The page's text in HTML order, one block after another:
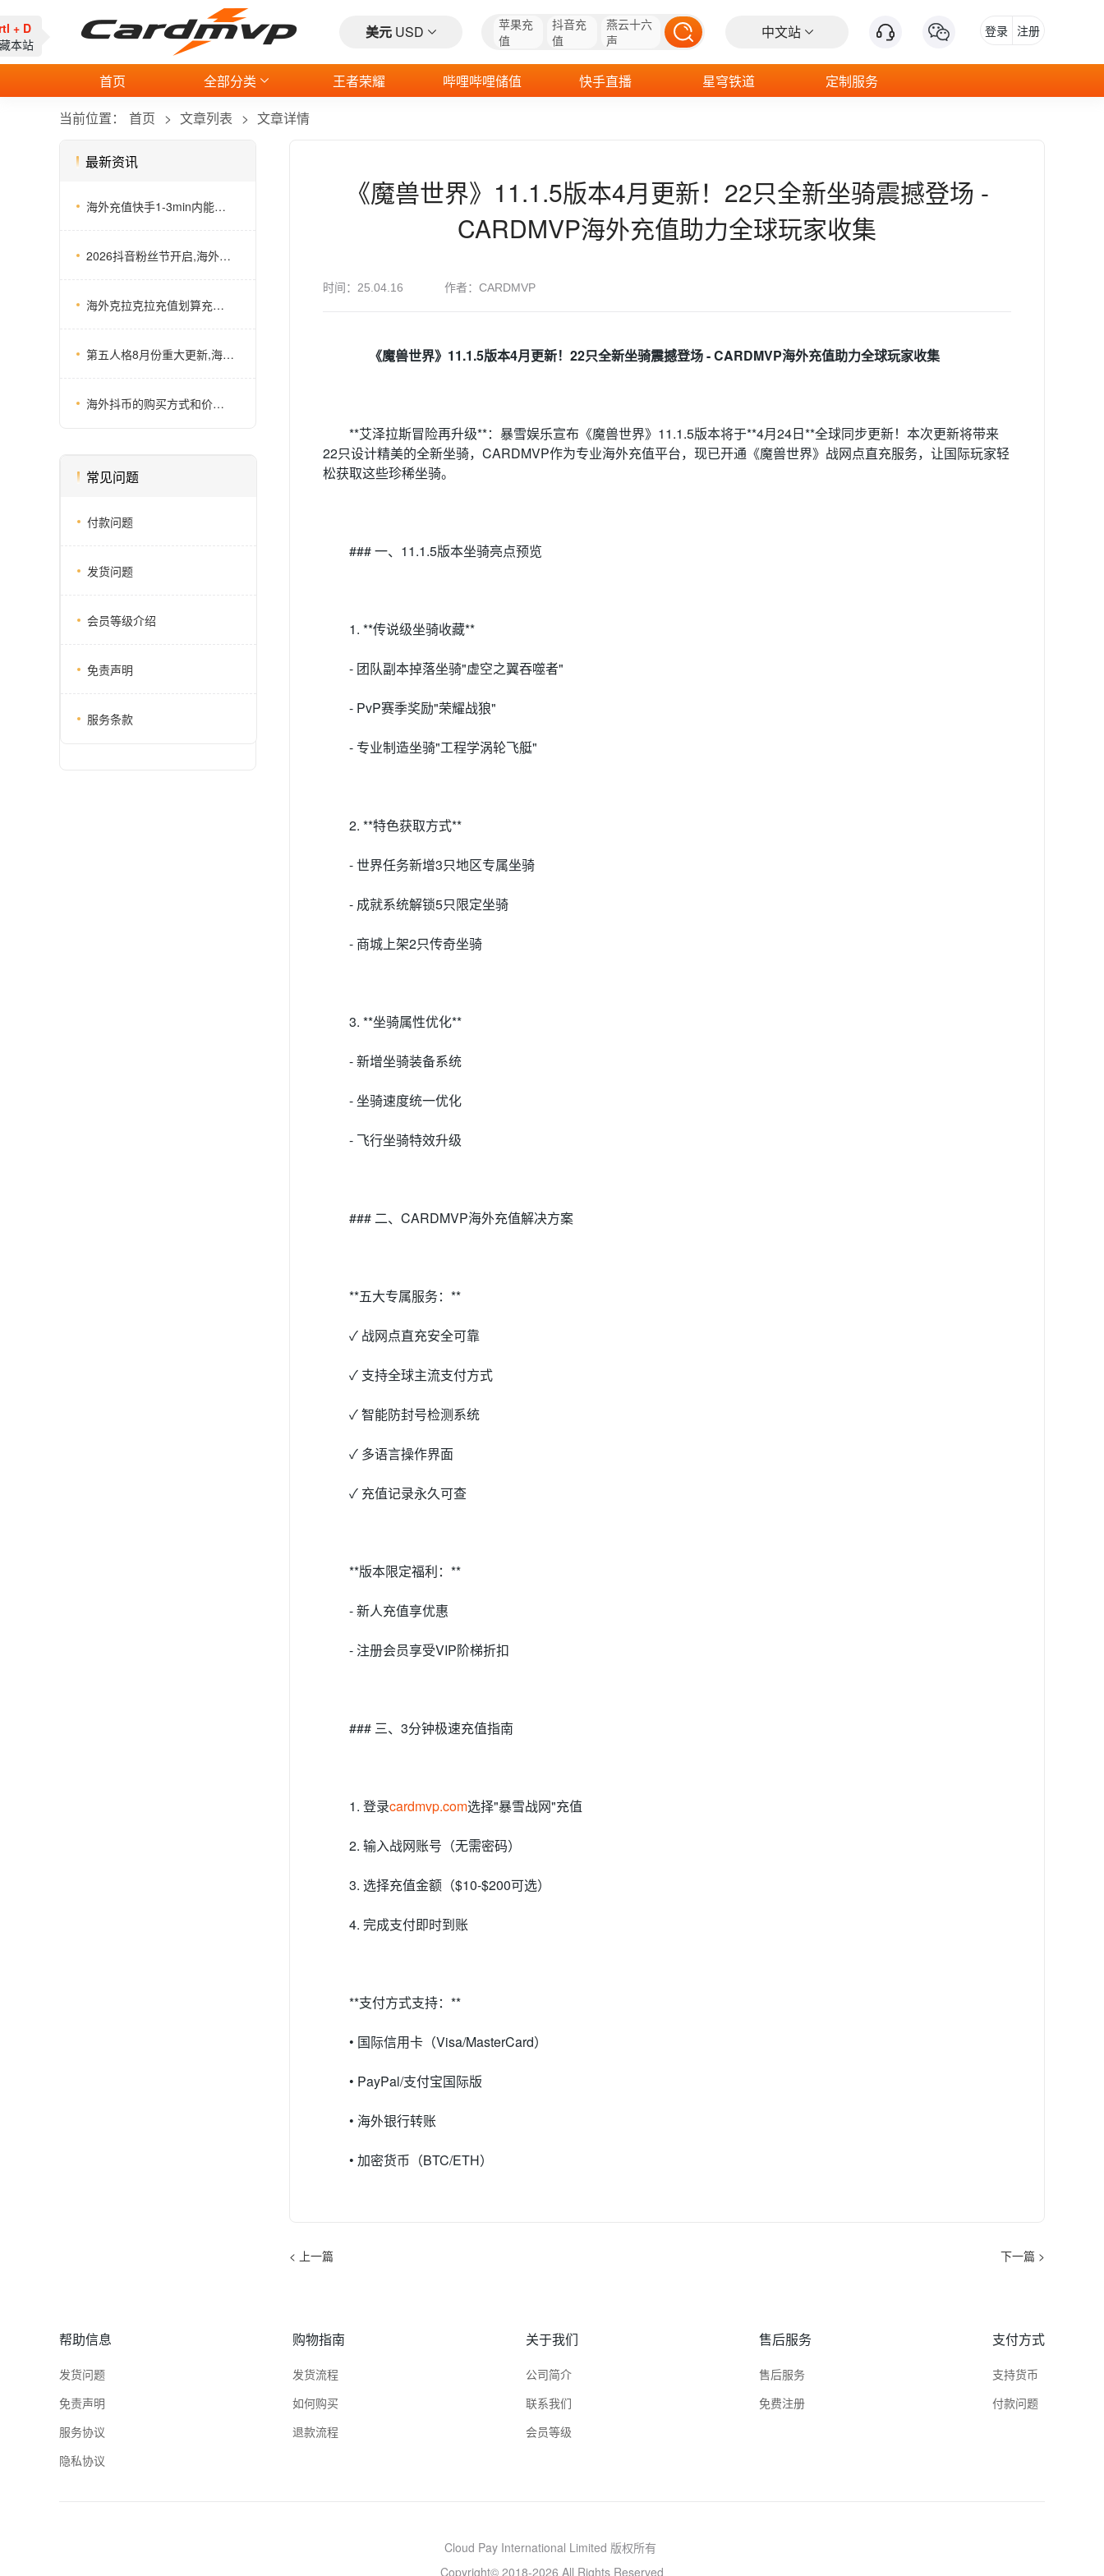
+ D
本站
美元 USD
苹果充
值
抖音充
值
燕云十六
声
中文站 登录 注册
首页 全部分类 王者荣耀 哔哩哔哩储值 快手直播 星穹铁道
定制服务
当前位置：
首页 文章列表 文章详情
最新资讯
海外充值快手1-3min内能到账吗？快手打榜比较急
2026抖音粉丝节开启,海外抖音充值这个宝藏平台你试一下
海外克拉克拉充值划算充值方式，实时汇率长期充值更划算
第五人格8月份重大更新,海外第五人格储值推荐平台
海外抖币的购买方式和价格有没有详细的介绍
常见问题
付款问题
发货问题
会员等级介绍
免责声明
服务条款
《魔兽世界》11.1.5版本4月更新！22只全新坐骑震撼登场 -
CARDMVP海外充值助力全球玩家收集
时间： 25.04.16 作者： CARDMVP
《魔兽世界》11.1.5版本4月更新！22只全新坐骑震撼登场 - CARDMVP海外充值助力全球玩家收集
**艾泽拉斯冒险再升级**：暴雪娱乐宣布《魔兽世界》11.1.5版本将于**4月24日**全球同步更新！本次更新将带来
22只设计精美的全新坐骑，CARDMVP作为专业海外充值平台，现已开通《魔兽世界》战网点直充服务，让国际玩家轻
松获取这些珍稀坐骑。
### 一、11.1.5版本坐骑亮点预览
1. **传说级坐骑收藏**
- 团队副本掉落坐骑"虚空之翼吞噬者"
- PvP赛季奖励"荣耀战狼"
- 专业制造坐骑"工程学涡轮飞艇"
2. **特色获取方式**
- 世界任务新增3只地区专属坐骑
- 成就系统解锁5只限定坐骑
- 商城上架2只传奇坐骑
3. **坐骑属性优化**
- 新增坐骑装备系统
- 坐骑速度统一优化
- 飞行坐骑特效升级
### 二、CARDMVP海外充值解决方案
**五大专属服务：**
✓ 战网点直充安全可靠
✓ 支持全球主流支付方式
✓ 智能防封号检测系统
✓ 多语言操作界面
✓ 充值记录永久可查
**版本限定福利：**
- 新人充值享优惠
- 注册会员享受VIP阶梯折扣
### 三、3分钟极速充值指南
1. 登录cardmvp.com选择"暴雪战网"充值
2. 输入战网账号（无需密码）
3. 选择充值金额（$10-$200可选）
4. 完成支付即时到账
**支付方式支持：**
• 国际信用卡（Visa/MasterCard）
• PayPal/支付宝国际版
• 海外银行转账
• 加密货币（BTC/ETH）
< 上一篇 下一篇 >
帮助信息
发货问题
免责声明
服务协议
隐私协议
购物指南
发货流程
如何购买
退款流程
关于我们
公司简介
联系我们
会员等级
售后服务
售后服务
免费注册
支付方式
支持货币
付款问题
Cloud Pay International Limited 版权所有
Copyright© 2018-2026 All Rights Reserved